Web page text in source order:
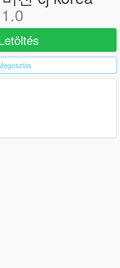
1.0